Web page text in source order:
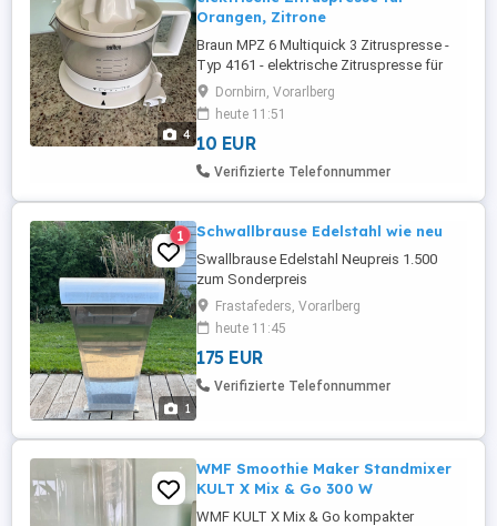
4
Orangen, Zitrone
Braun MPZ 6 Multiquick 3 Zitruspresse -
Typ 4161 - elektrische Zitruspresse für
Orangen, Zitronen, Grapefruits etc. - 350
ml Saftbehälter mit Messskala -
einstellbarer Fruchtfleischanteil -
automatischer Start beim
Herunterdrücken der Frucht -
spülmaschinengeeignet - 20 Watt
Dornbirn, Vorarlberg
heute 11:51
10 EUR
Verifizierte Telefonnummer
1
1 Schwallbrause Edelstahl wie neu
Swallbrause Edelstahl Neupreis 1.500
zum Sonderpreis
Frastafeders, Vorarlberg
heute 11:45
175 EUR
Verifizierte Telefonnummer
WMF Smoothie Maker Standmixer
KULT X Mix & Go 300 W
WMF KULT X Mix & Go kompakter